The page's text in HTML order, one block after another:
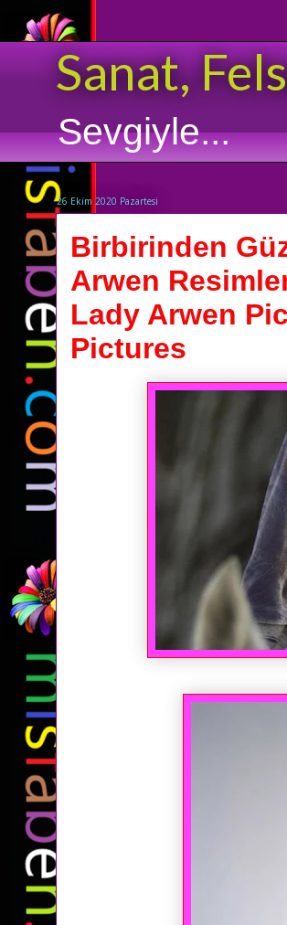
Sanat,
Sevgiyle...
26 Ekim 2020 Pazartesi
Birbirinden
Arwen
Lady Arwen
Pictures